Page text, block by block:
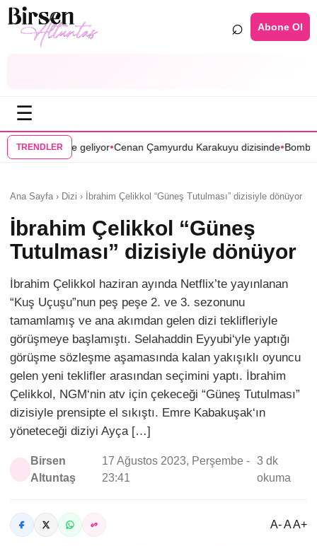
⌕ Abone Ol
☰
TRENDLER
Cenan Çamyurdu Karakuyu dizisinde•Bomba transfer! Caner
Ana Sayfa › Dizi › İbrahim Çelikkol “Güneş Tutulması” dizisiyle dönüyor
İbrahim Çelikkol “Güneş
Tutulması” dizisiyle dönüyor
İbrahim Çelikkol haziran ayında Netflix’te yayınlanan
“Kuş Uçuşu”nun peş peşe 2. ve 3. sezonunu
tamamlamış ve ana akımdan gelen dizi teklifleriyle
görüşmeye başlamıştı. Selahaddin Eyyubi‘yle yaptığı
görüşme sözleşme aşamasında kalan yakışıklı oyuncu
gelen yeni teklifler arasından seçimini yaptı. İbrahim
Çelikkol, NGM‘nin atv için çekeceği “Güneş Tutulması”
dizisiyle prensipte el sıkıştı. Emre Kabakuşak‘ın
yöneteceği diziyi Ayça […]
Birsen
Altuntaş
17 Ağustos 2023, Perşembe -
23:41
3 dk
okuma
A- A A+